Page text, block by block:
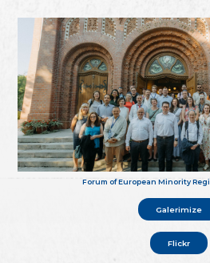
Forum of European Minority
Galerimize
Flickr